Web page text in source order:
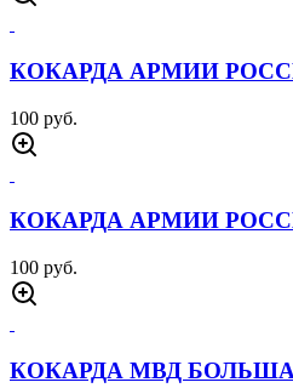
КОКАРДА АРМИИ
100 руб.
КОКАРДА АРМИИ
100 руб.
КОКАРДА МВД